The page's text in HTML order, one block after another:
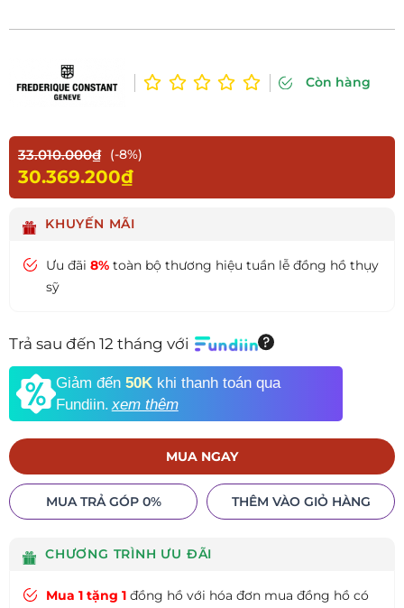
Còn hàng
33.010.000₫ (-8%)
30.369.200₫
KHUYẾN MÃI
Ưu đãi 8% toàn bộ thương hiệu tuần lễ đồng hồ thụy
sỹ
Trả sau đến 12 tháng với
Giảm đến 50K khi thanh toán qua
Fundiin.xem thêm
MUA NGAY
MUA TRẢ GÓP 0% THÊM VÀO GIỎ HÀNG
CHƯƠNG TRÌNH ƯU ĐÃI
Mua 1 tặng 1 đồng hồ với hóa đơn mua đồng hồ có